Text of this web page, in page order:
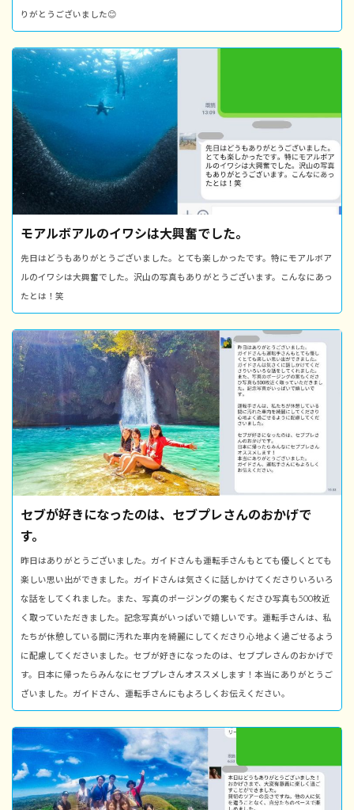
りがとうございました😊
モアルボアルのイワシは大興奮でした。
先日はどうもありがとうございました。とても楽しかったです。特にモアルボア
ルのイワシは大興奮でした。沢山の写真もありがとうございます。こんなにあっ
たとは！笑
セブが好きになったのは、セブプレさんのおかげで
す。
昨日はありがとうございました。ガイドさんも運転手さんもとても優しくとても
楽しい思い出ができました。ガイドさんは気さくに話しかけてくださりいろいろ
な話をしてくれました。また、写真のポージングの案もくださひ写真も500枚近
く取っていただきました。記念写真がいっぱいで嬉しいです。運転手さんは、私
たちが休憩している間に汚れた車内を綺麗にしてくださり心地よく過ごせるよう
に配慮してくださいました。セブが好きになったのは、セブプレさんのおかげで
す。日本に帰ったらみんなにセブプレさんオススメします！本当にありがとうご
ざいました。ガイドさん、運転手さんにもよろしくお伝えください。